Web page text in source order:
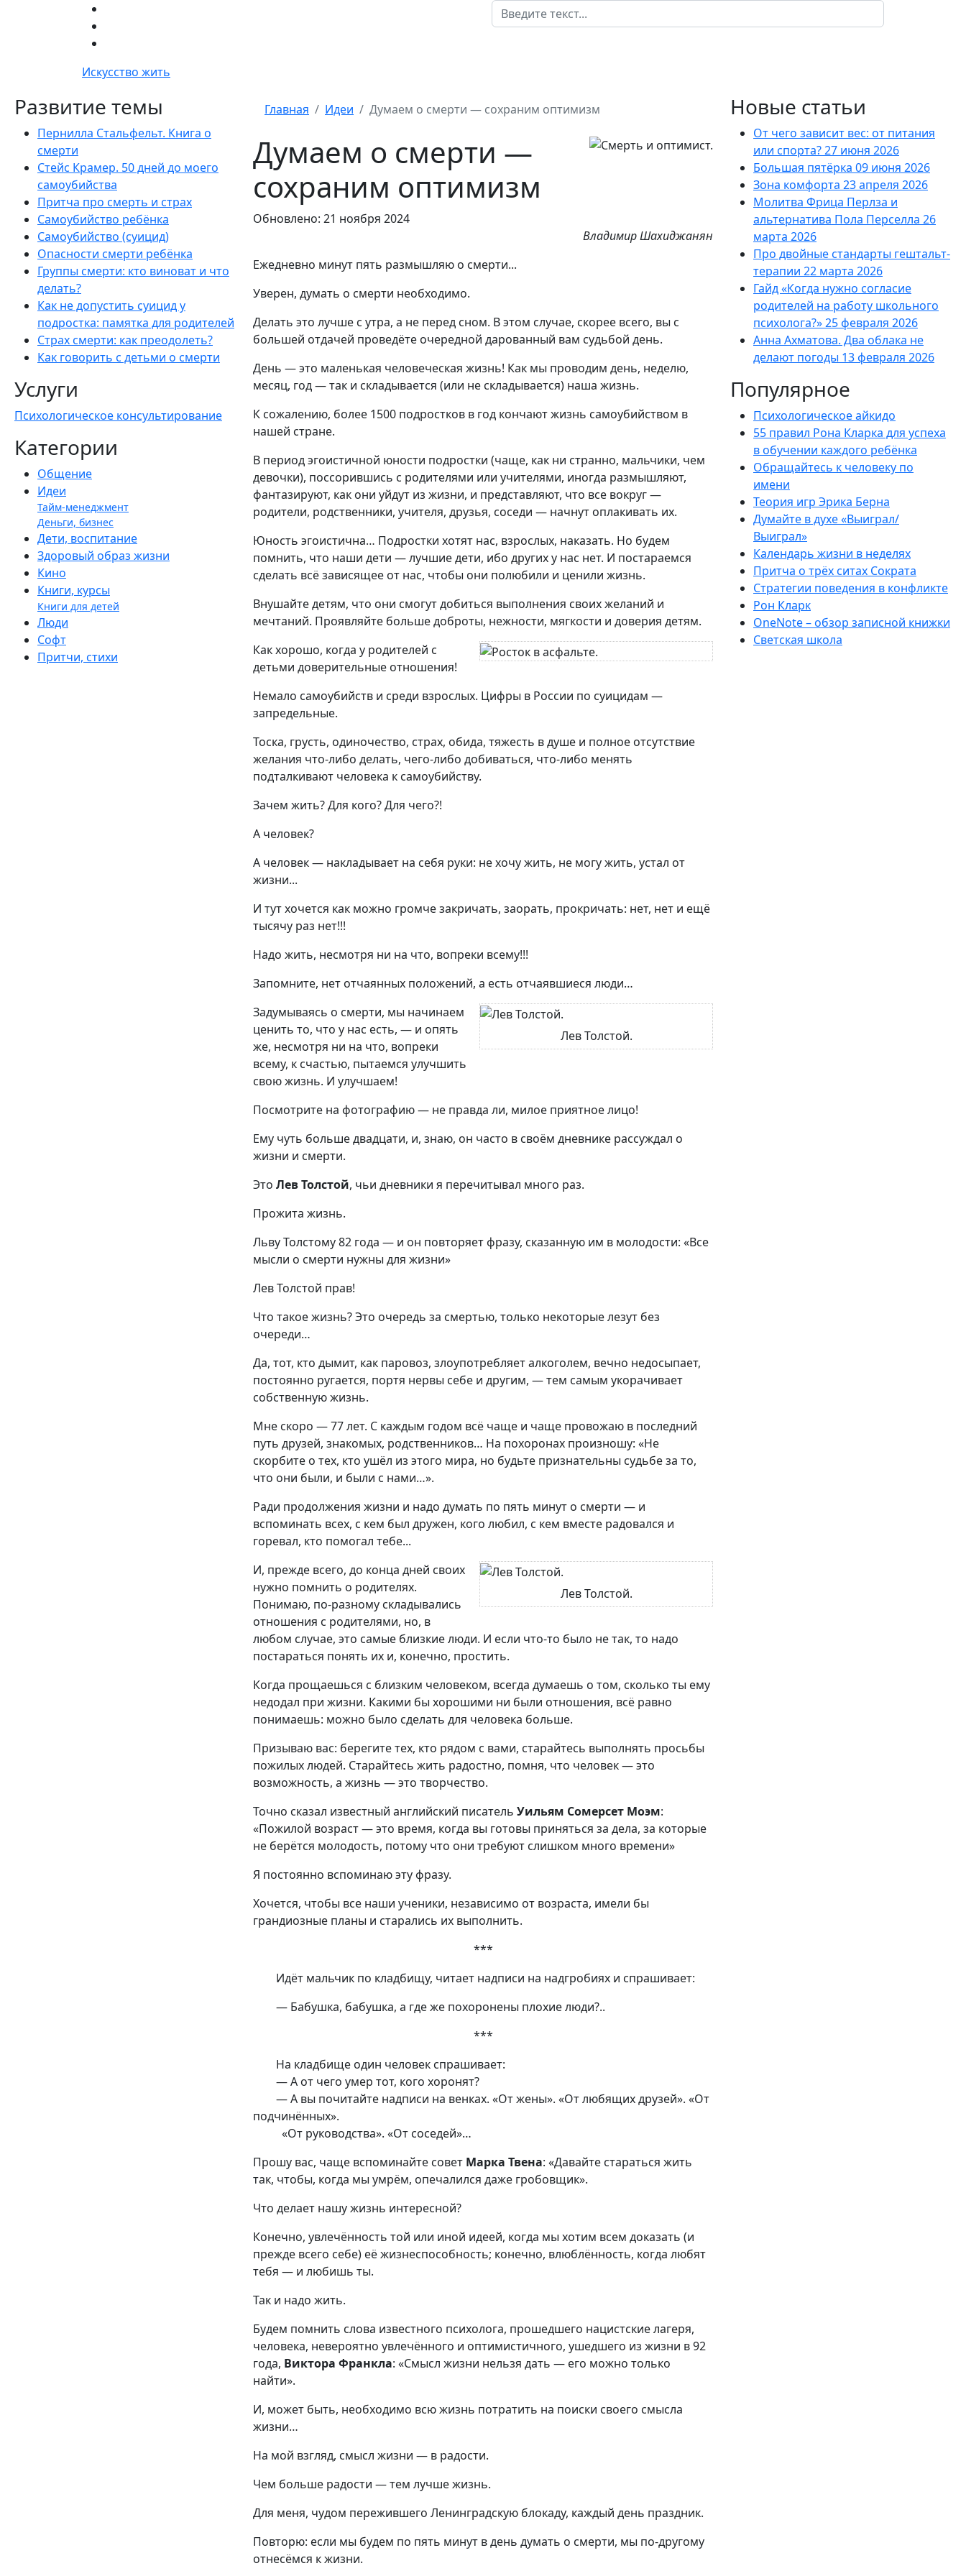
Поиск
Искусство жить
Развитие темы
Пернилла Стальфельт. Книга о
смерти
Стейс Крамер. 50 дней до моего
самоубийства
Притча про смерть и страх
Самоубийство ребёнка
Самоубийство (суицид)
Опасности смерти ребёнка
Группы смерти: кто виноват и что
делать?
Как не допустить суицид у
подростка: памятка для родителей
Страх смерти: как преодолеть?
Как говорить с детьми о смерти
Услуги
Психологическое консультирование
Категории
Общение
Идеи
Тайм-менеджмент
Деньги, бизнес
Дети, воспитание
Здоровый образ жизни
Кино
Книги, курсы
Книги для детей
Люди
Софт
Притчи, стихи
Главная Идеи Думаем о смерти — сохраним оптимизм
Думаем о смерти —
сохраним оптимизм
Обновлено: 21 ноября 2024
Владимир Шахиджанян
Ежедневно минут пять размышляю о смерти...
Уверен, думать о смерти необходимо.
Делать это лучше с утра, а не перед сном. В этом случае, скорее всего, вы с
большей отдачей проведёте очередной дарованный вам судьбой день.
День — это маленькая человеческая жизнь! Как мы проводим день, неделю,
месяц, год — так и складывается (или не складывается) наша жизнь.
К сожалению, более 1500 подростков в год кончают жизнь самоубийством в
нашей стране.
В период эгоистичной юности подростки (чаще, как ни странно, мальчики, чем
девочки), поссорившись с родителями или учителями, иногда размышляют,
фантазируют, как они уйдут из жизни, и представляют, что все вокруг —
родители, родственники, учителя, друзья, соседи — начнут оплакивать их.
Юность эгоистична… Подростки хотят нас, взрослых, наказать. Но будем
помнить, что наши дети — лучшие дети, ибо других у нас нет. И постараемся
сделать всё зависящее от нас, чтобы они полюбили и ценили жизнь.
Внушайте детям, что они смогут добиться выполнения своих желаний и
мечтаний. Проявляйте больше доброты, нежности, мягкости и доверия детям.
Как хорошо, когда у родителей с
детьми доверительные отношения!
Немало самоубийств и среди взрослых. Цифры в России по суицидам —
запредельные.
Тоска, грусть, одиночество, страх, обида, тяжесть в душе и полное отсутствие
желания что-либо делать, чего-либо добиваться, что-либо менять
подталкивают человека к самоубийству.
Зачем жить? Для кого? Для чего?!
А человек?
А человек — накладывает на себя руки: не хочу жить, не могу жить, устал от
жизни...
И тут хочется как можно громче закричать, заорать, прокричать: нет, нет и ещё
тысячу раз нет!!!
Надо жить, несмотря ни на что, вопреки всему!!!
Запомните, нет отчаянных положений, а есть отчаявшиеся люди…
Лев Толстой.
Задумываясь о смерти, мы начинаем
ценить то, что у нас есть, — и опять
же, несмотря ни на что, вопреки
всему, к счастью, пытаемся улучшить
свою жизнь. И улучшаем!
Посмотрите на фотографию — не правда ли, милое приятное лицо!
Ему чуть больше двадцати, и, знаю, он часто в своём дневнике рассуждал о
жизни и смерти.
Это Лев Толстой, чьи дневники я перечитывал много раз.
Прожита жизнь.
Льву Толстому 82 года — и он повторяет фразу, сказанную им в молодости: «Все
мысли о смерти нужны для жизни»
Лев Толстой прав!
Что такое жизнь? Это очередь за смертью, только некоторые лезут без
очереди…
Да, тот, кто дымит, как паровоз, злоупотребляет алкоголем, вечно недосыпает,
постоянно ругается, портя нервы себе и другим, — тем самым укорачивает
собственную жизнь.
Мне скоро — 77 лет. С каждым годом всё чаще и чаще провожаю в последний
путь друзей, знакомых, родственников… На похоронах произношу: «Не
скорбите о тех, кто ушёл из этого мира, но будьте признательны судьбе за то,
что они были, и были с нами…».
Ради продолжения жизни и надо думать по пять минут о смерти — и
вспоминать всех, с кем был дружен, кого любил, с кем вместе радовался и
горевал, кто помогал тебе...
Лев Толстой.
И, прежде всего, до конца дней своих
нужно помнить о родителях.
Понимаю, по-разному складывались
отношения с родителями, но, в
любом случае, это самые близкие люди. И если что-то было не так, то надо
постараться понять их и, конечно, простить.
Когда прощаешься с близким человеком, всегда думаешь о том, сколько ты ему
недодал при жизни. Какими бы хорошими ни были отношения, всё равно
понимаешь: можно было сделать для человека больше.
Призываю вас: берегите тех, кто рядом с вами, старайтесь выполнять просьбы
пожилых людей. Старайтесь жить радостно, помня, что человек — это
возможность, а жизнь — это творчество.
Точно сказал известный английский писатель Уильям Сомерсет Моэм:
«Пожилой возраст — это время, когда вы готовы приняться за дела, за которые
не берётся молодость, потому что они требуют слишком много времени»
Я постоянно вспоминаю эту фразу.
Хочется, чтобы все наши ученики, независимо от возраста, имели бы
грандиозные планы и старались их выполнить.
***
Идёт мальчик по кладбищу, читает надписи на надгробиях и спрашивает:
— Бабушка, бабушка, а где же похоронены плохие люди?..
***
На кладбище один человек спрашивает:
— А от чего умер тот, кого хоронят?
— А вы почитайте надписи на венках. «От жены». «От любящих друзей». «От
подчинённых».
«От руководства». «От соседей»…
Прошу вас, чаще вспоминайте совет Марка Твена: «Давайте стараться жить
так, чтобы, когда мы умрём, опечалился даже гробовщик».
Что делает нашу жизнь интересной?
Конечно, увлечённость той или иной идеей, когда мы хотим всем доказать (и
прежде всего себе) её жизнеспособность; конечно, влюблённость, когда любят
тебя — и любишь ты.
Так и надо жить.
Будем помнить слова известного психолога, прошедшего нацистские лагеря,
человека, невероятно увлечённого и оптимистичного, ушедшего из жизни в 92
года, Виктора Франкла: «Смысл жизни нельзя дать — его можно только
найти».
И, может быть, необходимо всю жизнь потратить на поиски своего смысла
жизни…
На мой взгляд, смысл жизни — в радости.
Чем больше радости — тем лучше жизнь.
Для меня, чудом пережившего Ленинградскую блокаду, каждый день праздник.
Повторю: если мы будем по пять минут в день думать о смерти, мы по-другому
отнесёмся к жизни.
Новые статьи
От чего зависит вес: от питания
или спорта?27 июня 2026
Большая пятёрка 09 июня 2026
Зона комфорта 23 апреля 2026
Молитва Фрица Перлза и
альтернатива Пола Перселла 26
марта 2026
Про двойные стандарты гештальт-
терапии 22 марта 2026
Гайд «Когда нужно согласие
родителей на работу школьного
психолога?»25 февраля 2026
Анна Ахматова. Два облака не
делают погоды 13 февраля 2026
Популярное
Психологическое айкидо
55 правил Рона Кларка для успеха
в обучении каждого ребёнка
Обращайтесь к человеку по
имени
Теория игр Эрика Берна
Думайте в духе «Выиграл/
Выиграл»
Календарь жизни в неделях
Притча о трёх ситах Сократа
Стратегии поведения в конфликте
Рон Кларк
OneNote – обзор записной книжки
Светская школа